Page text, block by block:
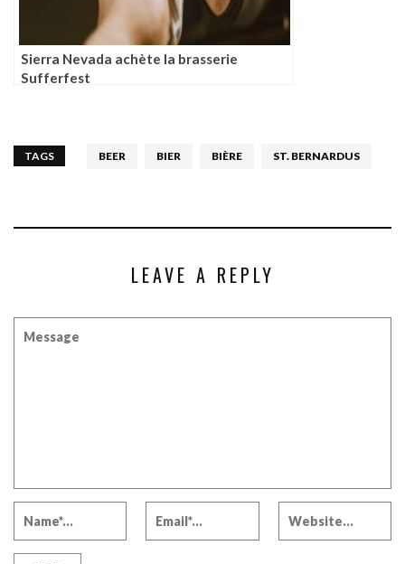
Sierra Nevada achète la brasserie
Sufferfest
TAGS BEER BIER BIÈRE ST. BERNARDUS
LEAVE A REPLY